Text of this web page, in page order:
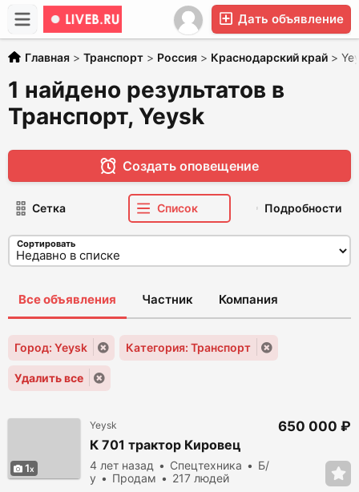
Дать объявление
Главная > Транспорт > Россия > Краснодарский край >
1 найдено результатов в
Транспорт, Yeysk
Создать оповещение
Сетка Список Подробности
Сортировать
Все объявления Частник Компания
Город: Yeysk Категория: Транспорт
Удалить все
1
Yeysk
К 701 трактор Кировец
4 лет назад Спецтехника
Б/
у
Продам
217 людей
650 000 ₽